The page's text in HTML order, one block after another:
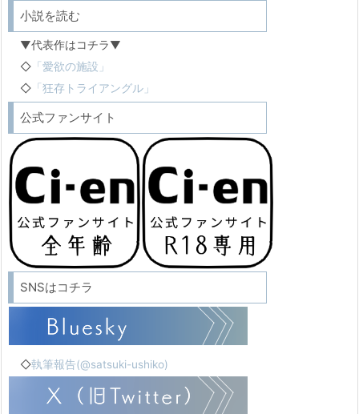
小説を読む
▼代表作はコチラ▼
◇ 「愛欲の施設」
◇ 「狂存トライアングル」
公式ファンサイト
SNSはコチラ
◇執筆報告(@satsuki-ushiko)